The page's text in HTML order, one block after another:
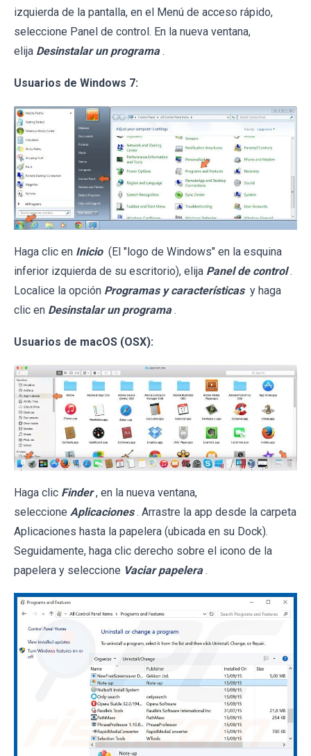
izquierda de la pantalla, en el Menú de acceso rápido,
seleccione Panel de control. En la nueva ventana,
elija Desinstalar un programa .
Usuarios de Windows 7:
Haga clic en Inicio (El "logo de Windows" en la esquina
inferior izquierda de su escritorio), elija Panel de control .
Localice la opción Programas y características y haga
clic en Desinstalar un programa .
Usuarios de macOS (OSX):
Haga clic Finder , en la nueva ventana,
seleccione Aplicaciones . Arrastre la app desde la carpeta
Aplicaciones hasta la papelera (ubicada en su Dock).
Seguidamente, haga clic derecho sobre el icono de la
papelera y seleccione Vaciar papelera .